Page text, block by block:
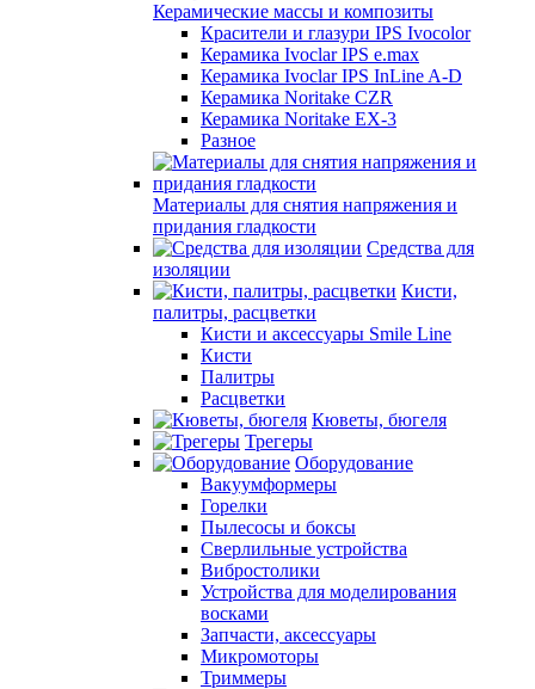
Керамические массы и композиты
Красители и глазури IPS Ivocolor
Керамика Ivoclar IPS e.max
Керамика Ivoclar IPS InLine A-D
Керамика Noritake CZR
Керамика Noritake EX-3
Разное
Материалы для снятия напряжения и
придания гладкости
Средства для
изоляции
Кисти,
палитры, расцветки
Кисти и аксессуары Smile Line
Кисти
Палитры
Расцветки
Кюветы, бюгеля
Трегеры
Оборудование
Вакуумформеры
Горелки
Пылесосы и боксы
Сверлильные устройства
Вибростолики
Устройства для моделирования
восками
Запчасти, аксессуары
Микромоторы
Триммеры